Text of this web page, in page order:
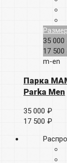
35 000
17 500
m-en
Парка
Parka Men
35 000 ₽
17 500 ₽